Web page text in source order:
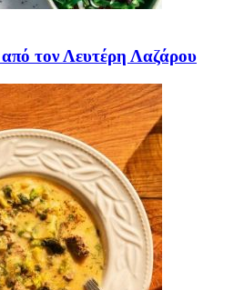
τον Λευτέρη Λαζάρου